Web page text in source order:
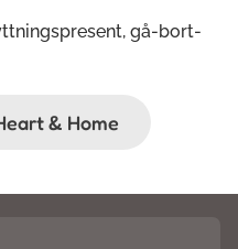
gå-bort-
& Home